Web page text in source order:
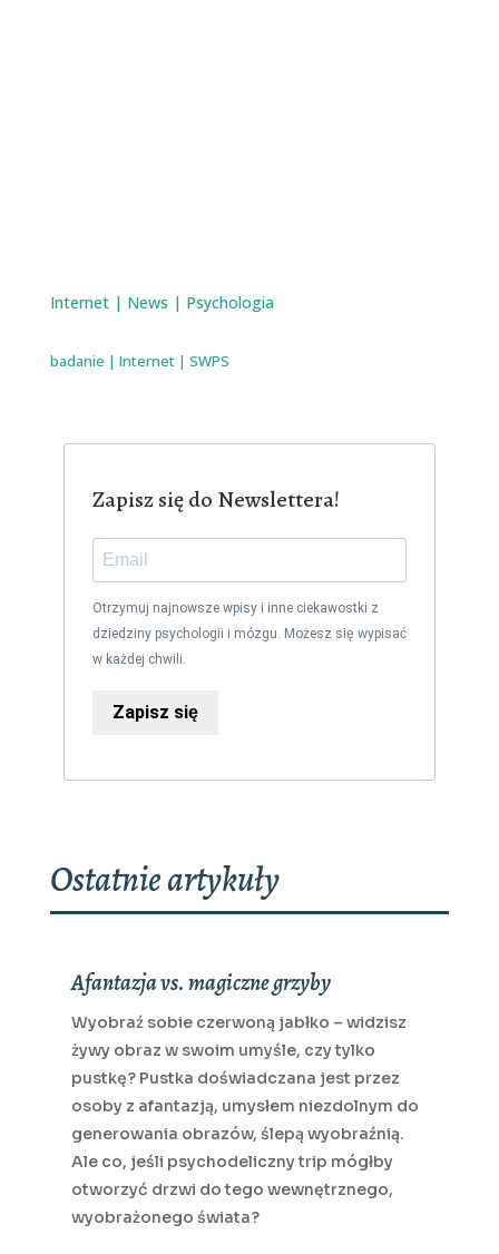
Internet| News | Psychologia
badanie | Internet| SWPS
Zapisz się do Newslettera!
Otrzymuj najnowsze wpisy i inne ciekawostki z
dziedziny psychologii i mózgu. Możesz się wypisać
w każdej chwili.
Zapisz się
Ostatnie artykuły
Afantazja vs. magiczne grzyby
Wyobraź sobie czerwoną jabłko – widzisz
żywy obraz w swoim umyśle, czy tylko
pustkę? Pustka doświadczana jest przez
osoby z afantazją, umysłem niezdolnym do
generowania obrazów, ślepą wyobraźnią.
Ale co, jeśli psychodeliczny trip mógłby
otworzyć drzwi do tego wewnętrznego,
wyobrażonego świata?